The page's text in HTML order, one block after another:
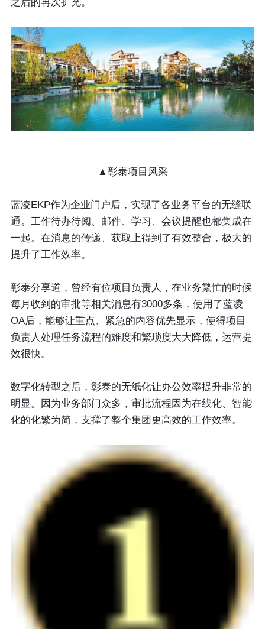
▲彰泰项目风采
蓝凌EKP作为企业门户后，实现了各业务平台的无缝联
通。工作待办待阅、邮件、学习、会议提醒也都集成在
一起。在消息的传递、获取上得到了有效整合，极大的
提升了工作效率。
彰泰分享道，曾经有位项目负责人，在业务繁忙的时候
每月收到的审批等相关消息有3000多条，使用了蓝凌
OA后，能够让重点、紧急的内容优先显示，使得项目
负责人处理任务流程的难度和繁琐度大大降低，运营提
效很快。
数字化转型之后，彰泰的无纸化让办公效率提升非常的
明显。因为业务部门众多，审批流程因为在线化、智能
化的化繁为简，支撑了整个集团更高效的工作效率。